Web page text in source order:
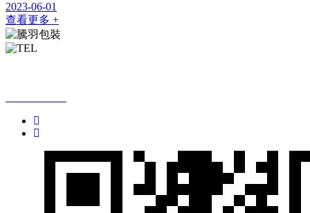
2023-06-01
查看更多 +